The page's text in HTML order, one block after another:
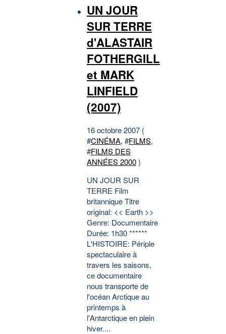
UN JOUR
SUR TERRE
d'ALASTAIR
FOTHERGILL
et MARK
LINFIELD
(2007)
16 octobre 2007 (
#CINÉMA, #FILMS,
#FILMS DES
ANNÉES 2000)
UN JOUR SUR
TERRE Film
britannique Titre
original: << Earth >>
Genre: Documentaire
Durée: 1h30 ******
L'HISTOIRE: Périple
spectaculaire à
travers les saisons,
ce documentaire
nous transporte de
l'océan Arctique au
printemps à
l'Antarctique en plein
hiver....